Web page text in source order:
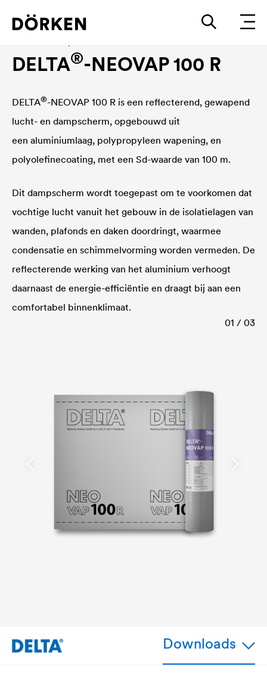
DELTA®-NEOVAP 100 R
DELTA®-NEOVAP 100 R is een reflecterend, gewapend
lucht- en dampscherm, opgebouwd uit
een aluminiumlaag, polypropyleen wapening, en
polyolefinecoating, met een Sd-waarde van 100 m.
Dit dampscherm wordt toegepast om te voorkomen dat
vochtige lucht vanuit het gebouw in de isolatielagen van
wanden, plafonds en daken doordringt, waarmee
condensatie en schimmelvorming worden vermeden. De
reflecterende werking van het aluminium verhoogt
daarnaast de energie-efficiëntie en draagt bij aan een
comfortabel binnenklimaat.
01 / 03
Downloads